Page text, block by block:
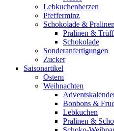
Lebkuchenherzen
Pfefferminz
Schokolade &
Pralinen &
Schokolade
Sonderanfertigungen
Zucker
Saisonartikel
Ostern
Weihnachten
Bonbons &
Lebkuchen
Pralinen &